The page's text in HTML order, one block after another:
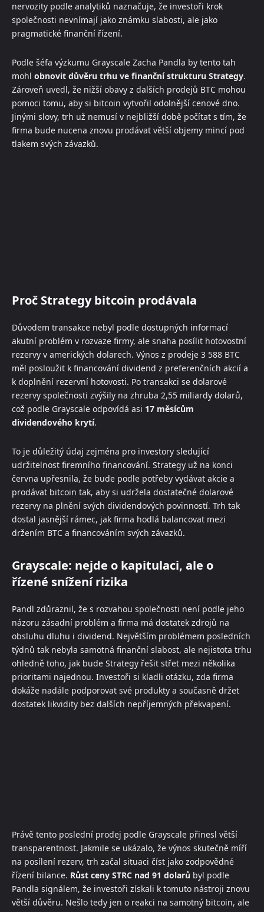
nervozity podle analytiků naznačuje, že investoři krok
společnosti nevnímají jako známku slabosti, ale jako
pragmatické finanční řízení.
Podle šéfa výzkumu Grayscale Zacha Pandla by tento tah
mohl obnovit důvěru trhu ve finanční strukturu Strategy.
Zároveň uvedl, že nižší obavy z dalších prodejů BTC mohou
pomoci tomu, aby si bitcoin vytvořil odolnější cenové dno.
Jinými slovy, trh už nemusí v nejbližší době počítat s tím, že
firma bude nucena znovu prodávat větší objemy mincí pod
tlakem svých závazků.
Proč Strategy bitcoin prodávala
Důvodem transakce nebyl podle dostupných informací
akutní problém v rozvaze firmy, ale snaha posílit hotovostní
rezervy v amerických dolarech. Výnos z prodeje 3 588 BTC
měl posloužit k financování dividend z preferenčních akcií a
k doplnění rezervní hotovosti. Po transakci se dolarové
rezervy společnosti zvýšily na zhruba 2,55 miliardy dolarů,
což podle Grayscale odpovídá asi 17 měsícům
dividendového krytí.
To je důležitý údaj zejména pro investory sledující
udržitelnost firemního financování. Strategy už na konci
června upřesnila, že bude podle potřeby vydávat akcie a
prodávat bitcoin tak, aby si udržela dostatečné dolarové
rezervy na plnění svých dividendových povinností. Trh tak
dostal jasnější rámec, jak firma hodlá balancovat mezi
držením BTC a financováním svých závazků.
Grayscale: nejde o kapitulaci, ale o
řízené snížení rizika
Pandl zdůraznil, že s rozvahou společnosti není podle jeho
názoru zásadní problém a firma má dostatek zdrojů na
obsluhu dluhu i dividend. Největším problémem posledních
týdnů tak nebyla samotná finanční slabost, ale nejistota trhu
ohledně toho, jak bude Strategy řešit střet mezi několika
prioritami najednou. Investoři si kladli otázku, zda firma
dokáže nadále podporovat své produkty a současně držet
dostatek likvidity bez dalších nepříjemných překvapení.
Právě tento poslední prodej podle Grayscale přinesl větší
transparentnost. Jakmile se ukázalo, že výnos skutečně míří
na posílení rezerv, trh začal situaci číst jako zodpovědné
řízení bilance. Růst ceny STRC nad 91 dolarů byl podle
Pandla signálem, že investoři získali k tomuto nástroji znovu
větší důvěru. Nešlo tedy jen o reakci na samotný bitcoin, ale